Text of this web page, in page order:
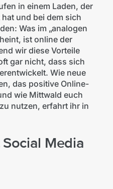
in einem Laden, der
und bei dem sich
Was im „analogen
ist online der
wir diese Vorteile
gar nicht, dass sich
Wie neue
das positive Online-
wie Mittwald euch
nutzen, erfahrt ihr in
Media